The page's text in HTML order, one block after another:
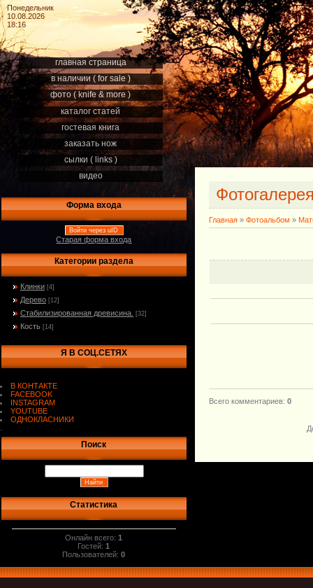
Понедельник
10.08.2026
18:16
главная страница
в наличии ( for sale )
фото ( knife & more )
каталог статей
гостевая книга
заказать нож
сылки ( links )
видео
Форма входа
Войти через uID
Старая форма входа
Категории раздела
Клинки [4]
Дерево [12]
Стабилизированная древисина. [32]
Кость [14]
Я В СОЦ.СЕТЯХ
В КОНТАКТЕ
FACEBOOK
INSTAGRAM
YOUTUBE
ОДНОКЛАСНИКИ
Поиск
Статистика
Онлайн всего:1
Гостей:1
Пользователей:0
Главная » Фотоальбом »
Всего комментариев: 0